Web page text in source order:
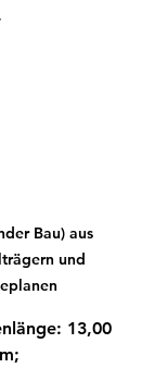
Bau) aus
und
13,00